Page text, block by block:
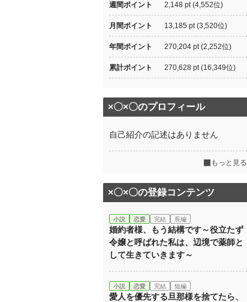
週間ポイント 2,148 pt (4,552位)
月間ポイント 13,185 pt (3,520位)
年間ポイント 270,204 pt (2,252位)
累計ポイント 270,628 pt (16,349位)
×〇×〇のプロフィール
自己紹介の記述はありません
もっと見る
×〇×〇の登録コンテンツ
小説 恋愛 完結 長編
婚約者様、もう結構です～役立たず
令嬢と呼ばれた私は、辺境で薬師と
して生きていきます～
小説 恋愛 完結 短編
愛人を優先する旦那様を捨てたら、